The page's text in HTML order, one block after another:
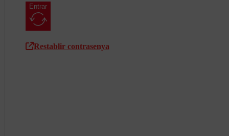
Entrar
Restablir contrasenya